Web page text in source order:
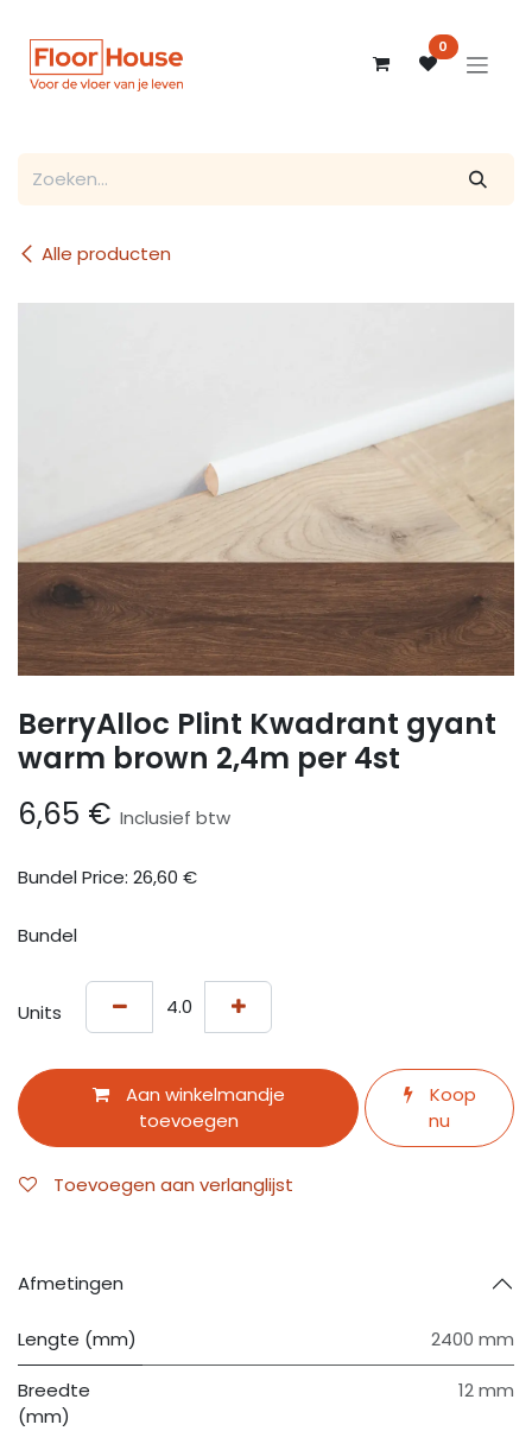
0
Alle producten
BerryAlloc Plint Kwadrant gyant
warm brown 2,4m per 4st
6,65 € Inclusief btw
Bundel Price: 26,60 €
Bundel
Units
Aan winkelmandje
toevoegen
Koop
nu
Toevoegen aan verlanglijst
Afmetingen
Lengte (mm) 2400 mm
Breedte
(mm)
12 mm